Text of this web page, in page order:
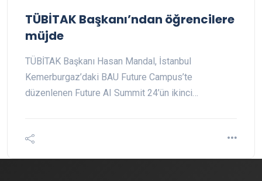
TÜBİTAK Başkanı’ndan öğrencilere
müjde
TÜBİTAK Başkanı Hasan Mandal, İstanbul
Kemerburgaz’daki BAU Future Campus’te
düzenlenen Future AI Summit 24’ün ikinci…